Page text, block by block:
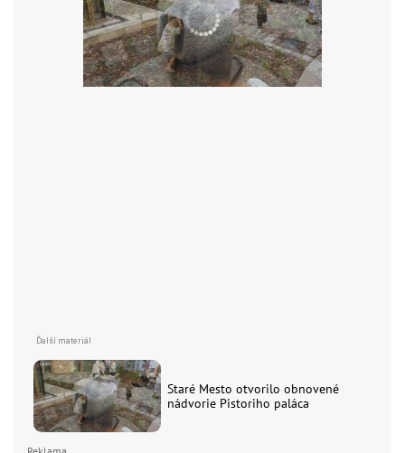
Staré Mesto otvorilo obnovené
nádvorie Pistoriho paláca